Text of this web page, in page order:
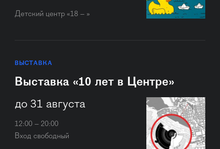
Детский центр «18 – »
ВЫСТАВКА
Выставка «10 лет в Центре»
до 31 августа
12:00 – 20:00
Вход свободный